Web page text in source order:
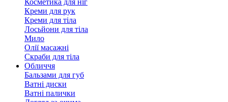
Косметика для ніг
Креми для рук
Креми для тіла
Лосьйони для тіла
Мило
Олії масажні
Скраби для тіла
Обличчя
Бальзами для губ
Ватні диски
Ватні палички